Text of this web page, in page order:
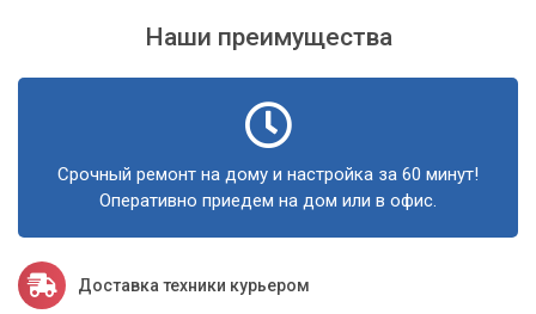
Блок питания (БП)
производительного процессора, возможно, потребуется и
обновление блока питания, чтобы обеспечить стабильную
работу всех компонентов.
Замена процессора – более сложный апгрейд, так как
часто требует замены материнской платы, если новый
Наши преимущества
Срочный ремонт на дому и настройка за 60 минут!
Оперативно приедем на дом или в офис.
Доставка техники курьером